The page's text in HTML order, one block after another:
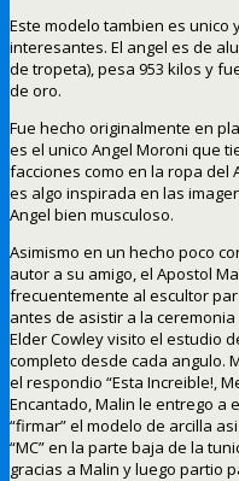
Este modelo tambien es unico
interesantes. El angel es de
de tropeta), pesa 953 kilos y
de oro.
Fue hecho originalmente en
es el unico Angel Moroni que
facciones como en la ropa del
es algo inspirada en las
Angel bien musculoso.
Asimismo en un hecho poco
autor a su amigo, el Apostol
frecuentemente al escultor
antes de asistir a la
Elder Cowley visito el estudio
completo desde cada angulo.
el respondio “Esta Increible!,
Encantado, Malin le entrego a
“firmar” el modelo de arcilla
“MC” en la parte baja de la
gracias a Malin y luego partio